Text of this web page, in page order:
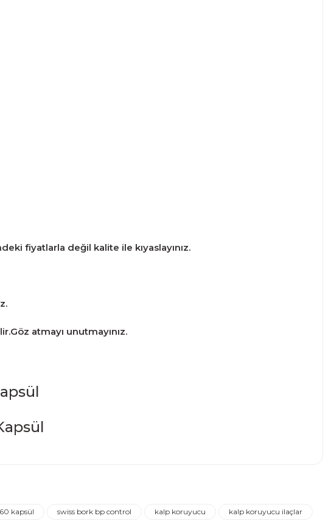
fiyatlarla değil kalite ile kıyaslayınız.
atmayı unutmayınız.
kapsül swiss bork bp control kalp koruyucu
kalp koruyucu ilaçlar